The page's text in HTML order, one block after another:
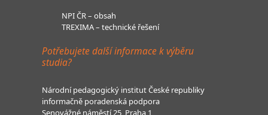
NPI ČR – obsah
TREXIMA – technické řešení
Potřebujete další informace k výběru
studia?
Národní pedagogický institut České republiky
informačně poradenská podpora
Senovážné náměstí 25, Praha 1